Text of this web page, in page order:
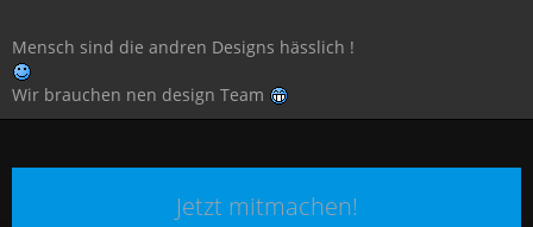
Mensch sind die andren Designs hässlich !
Wir brauchen nen design Team
Jetzt mitmachen!